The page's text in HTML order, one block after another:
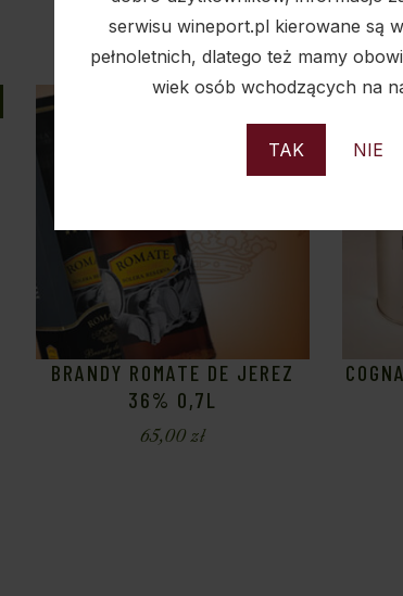
serwisu wineport.pl kierowane są
pełnoletnich, dlatego też mamy
wiek osób wchodzących na
TAK NIE
BRANDY ROMATE DE JEREZ
36% 0,7L
65,00zł